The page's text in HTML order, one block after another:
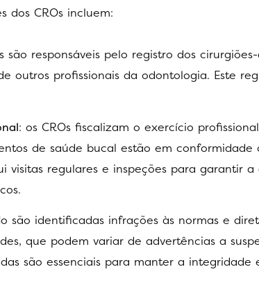
dos CROs incluem:
são responsáveis pelo registro dos
outros profissionais da odontologia. Este
: os CROs fiscalizam o exercício
de saúde bucal estão em
visitas regulares e inspeções para garantir
são identificadas infrações às normas e
que podem variar de advertências a
são essenciais para manter a